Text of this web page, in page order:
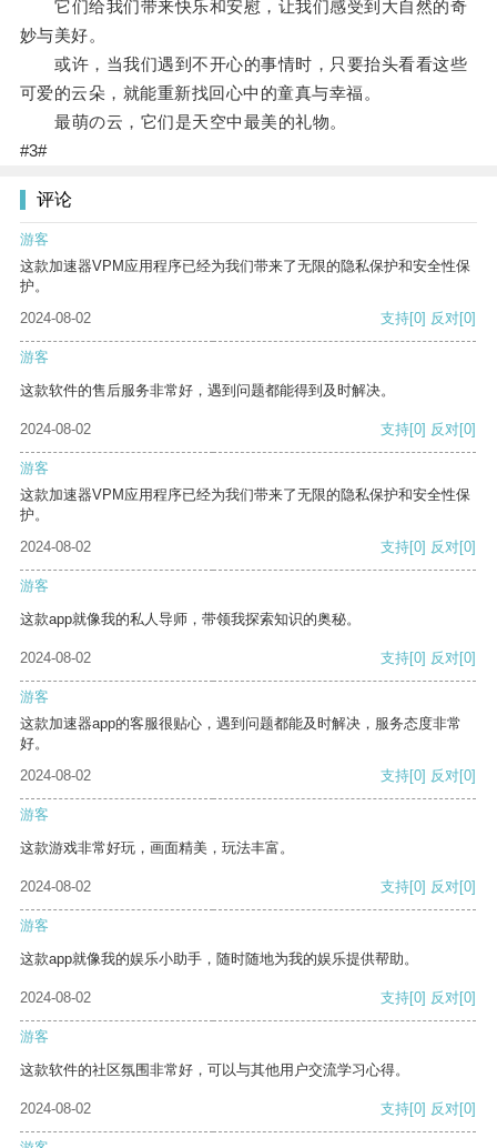
它们给我们带来快乐和安慰，让我们感受到大自然的奇
妙与美好。
或许，当我们遇到不开心的事情时，只要抬头看看这些
可爱的云朵，就能重新找回心中的童真与幸福。
最萌の云，它们是天空中最美的礼物。
#3#
评论
游客
这款加速器VPM应用程序已经为我们带来了无限的隐私保护和安全性保
护。
2024-08-02
支持[0] 反对[0]
游客
这款软件的售后服务非常好，遇到问题都能得到及时解决。
2024-08-02 支持[0] 反对[0]
游客
这款加速器VPM应用程序已经为我们带来了无限的隐私保护和安全性保
护。
2024-08-02
支持[0] 反对[0]
游客
这款app就像我的私人导师，带领我探索知识的奥秘。
2024-08-02 支持[0] 反对[0]
游客
这款加速器app的客服很贴心，遇到问题都能及时解决，服务态度非常
好。
2024-08-02
支持[0] 反对[0]
游客
这款游戏非常好玩，画面精美，玩法丰富。
2024-08-02 支持[0] 反对[0]
游客
这款app就像我的娱乐小助手，随时随地为我的娱乐提供帮助。
2024-08-02 支持[0] 反对[0]
游客
这款软件的社区氛围非常好，可以与其他用户交流学习心得。
2024-08-02 支持[0] 反对[0]